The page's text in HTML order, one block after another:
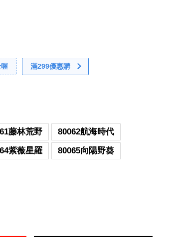
滿299優惠購
藤林荒野
80062航海時代
紫薇星羅 80065向陽野葵